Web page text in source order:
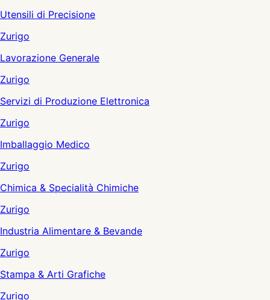
Utensili di Precisione
Zurigo
Lavorazione Generale
Zurigo
Servizi di Produzione Elettronica
Zurigo
Imballaggio Medico
Zurigo
Chimica & Specialità Chimiche
Zurigo
Industria Alimentare & Bevande
Zurigo
Stampa & Arti Grafiche
Zurigo